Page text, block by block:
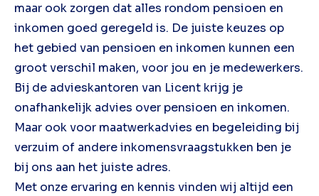
maar ook zorgen dat alles rondom pensioen en
inkomen goed geregeld is. De juiste keuzes op
het gebied van pensioen en inkomen kunnen een
groot verschil maken, voor jou en je medewerkers.
Bij de advieskantoren van Licent krijg je
onafhankelijk advies over pensioen en inkomen.
Maar ook voor maatwerkadvies en begeleiding bij
verzuim of andere inkomensvraagstukken ben je
bij ons aan het juiste adres.
Met onze ervaring en kennis vinden wij altijd een